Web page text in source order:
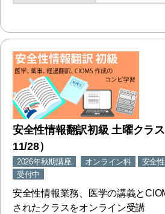
安全性情報翻訳初級 土曜クラ
11/28）
2026年秋期講座 オンライン科 安全
受付中
安全性情報業務、医学の講義と
されたクラスをオンライン受講